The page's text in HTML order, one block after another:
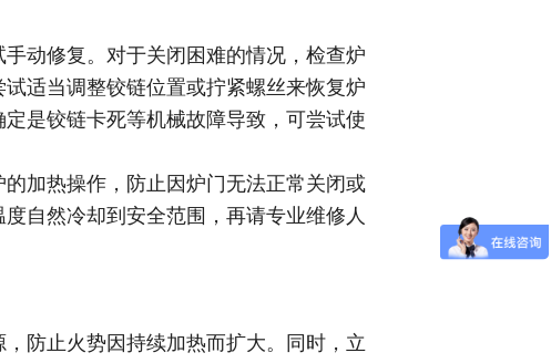
动修复。对于关闭困难的情况，检查炉
适当调整铰链位置或拧紧螺丝来恢复炉
是铰链卡死等机械故障导致，可尝试使
加热操作，防止因炉门无法正常关闭或
自然冷却到安全范围，再请专业维修人
防止火势因持续加热而扩大。同时，立